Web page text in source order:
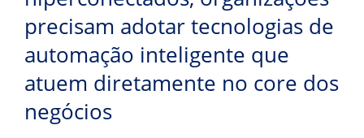
precisam adotar tecnologias de
automação inteligente que
atuem diretamente no core dos
negócios